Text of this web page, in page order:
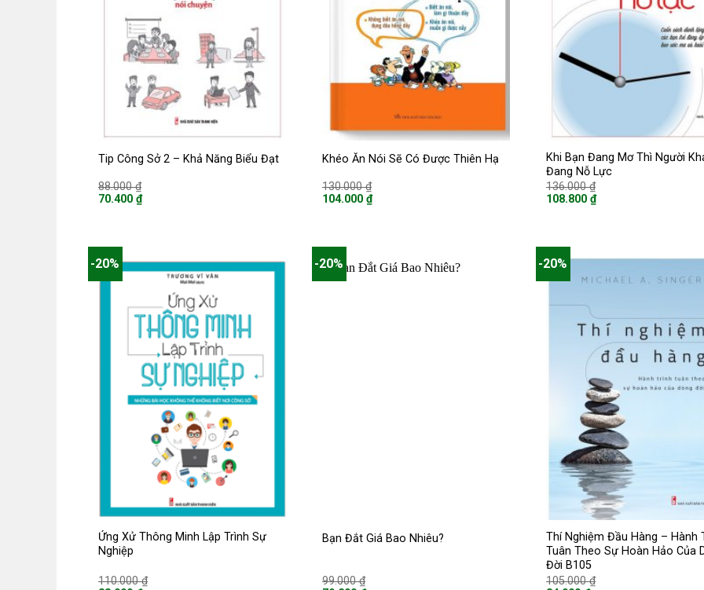
Tip Công Sở 2 – Khả Năng Biểu Đạt
88.000₫
70.400₫
Khéo Ăn Nói Sẽ Có Được Thiên Hạ
130.000₫
104.000₫
Khi Bạn Đang Mơ Thì Người
Đang Nỗ Lực
136.000₫
108.800₫
-20%
Ứng Xử Thông Minh Lập Trình Sự
Nghiệp
110.000₫
-20%
Bạn Đắt Giá Bao Nhiêu?
99.000₫
-20%
Thí Nghiệm Đầu Hàng – Hành
Tuân Theo Sự Hoàn Hảo Của
Đời B105
105.000₫